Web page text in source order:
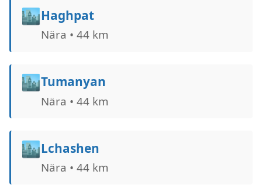
🏙️Haghpat
Nära • 44 km
🏙️Tumanyan
Nära • 44 km
🏙️Lchashen
Nära • 44 km